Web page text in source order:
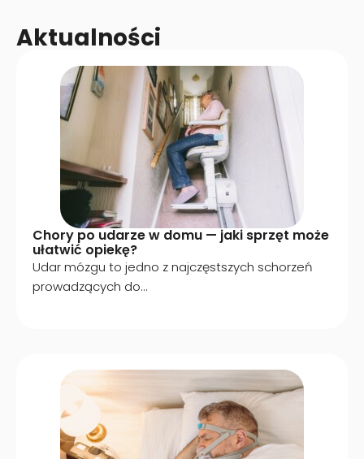
Aktualności
Chory po udarze w domu — jaki sprzęt może
ułatwić opiekę?
Udar mózgu to jedno z najczęstszych schorzeń
prowadzących do...